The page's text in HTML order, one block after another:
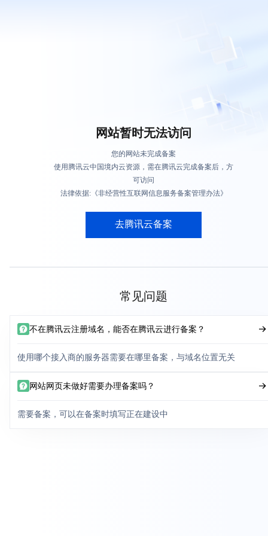
网站暂时无法访问
您的网站未完成备案
使用腾讯云中国境内云资源，需在腾讯云完成备案后，方
可访问
法律依据:《非经营性互联网信息服务备案管理办法》
去腾讯云备案
常见问题
不在腾讯云注册域名，能否在腾讯云进行备案？
使用哪个接入商的服务器需要在哪里备案，与域名位置无关
网站网页未做好需要办理备案吗？
需要备案，可以在备案时填写正在建设中